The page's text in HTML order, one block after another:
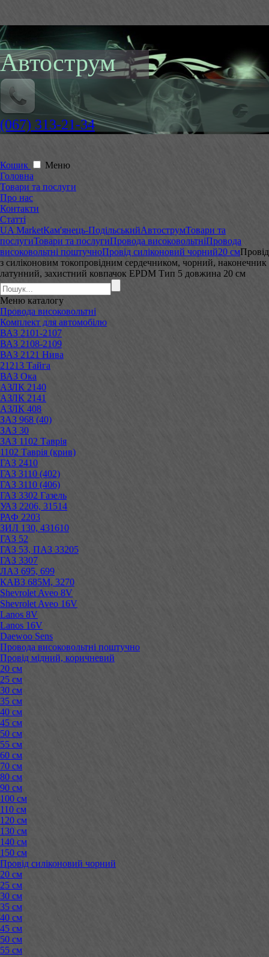
Автострум
(067) 313-21-34
Кошик
Меню
Головна
Товари та послуги
Про нас
Контакти
Статті
UA MarketКам'янець-ПодільськийАвтострумТовари та
послугиТовари та послугиПровода високовольтніПровода
високовольтні поштучноПровід силіконовий чорний20 смПровід
з силіконовим токопровідним сердечником, чорний, наконечник
латунний, захистний ковпачок EPDM Тип 5 довжина 20 см
Меню каталогу
Провода високовольтні
Комплект для автомобілю
ВАЗ 2101-2107
ВАЗ 2108-2109
ВАЗ 2121 Нива
21213 Тайга
ВАЗ Ока
АЗЛК 2140
АЗЛК 2141
АЗЛК 408
ЗАЗ 968 (40)
ЗАЗ 30
ЗАЗ 1102 Таврія
1102 Таврія (крив)
ГАЗ 2410
ГАЗ 3110 (402)
ГАЗ 3110 (406)
ГАЗ 3302 Газель
УАЗ 2206, 31514
РАФ 2203
ЗИЛ 130, 431610
ГАЗ 52
ГАЗ 53, ПАЗ 33205
ГАЗ 3307
ЛАЗ 695, 699
КАВЗ 685М, 3270
Shevrolet Aveo 8V
Shevrolet Aveo 16V
Lanos 8V
Lanos 16V
Daewoo Sens
Провода високовольтні поштучно
Провід мідний, коричневий
20 см
25 см
30 см
35 см
40 см
45 см
50 см
55 см
60 см
70 см
80 см
90 см
100 см
110 см
120 см
130 см
140 см
150 см
Провід силіконовий чорний
20 см
25 см
30 см
35 см
40 см
45 см
50 см
55 см